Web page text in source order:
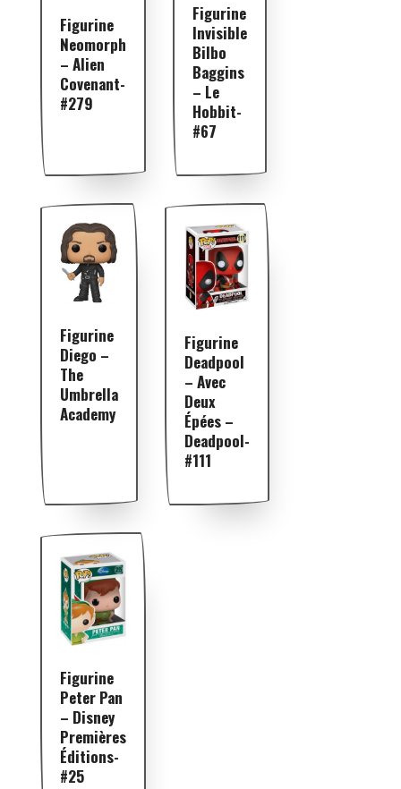
Figurine
Neomorph
– Alien
Covenant-
#279
Figurine
Invisible
Bilbo
Baggins
– Le
Hobbit-
#67
Figurine
Diego –
The
Umbrella
Academy
Figurine
Deadpool
– Avec
Deux
Épées –
Deadpool-
#111
Figurine
Peter Pan
– Disney
Premières
Éditions-
#25